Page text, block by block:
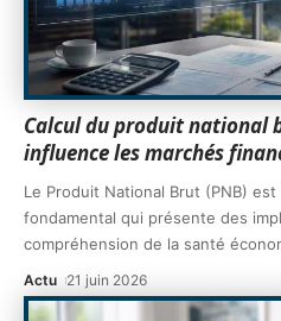
Calcul du produit national
influence les marchés
Le Produit National Brut (PNB)
fondamental qui présente des
compréhension de la santé
Actu 21 juin 2026